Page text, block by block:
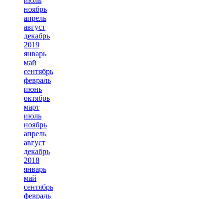
ноябрь
апрель
август
декабрь
2019
январь
май
сентябрь
февраль
июнь
октябрь
март
июль
ноябрь
апрель
август
декабрь
2018
январь
май
сентябрь
февраль